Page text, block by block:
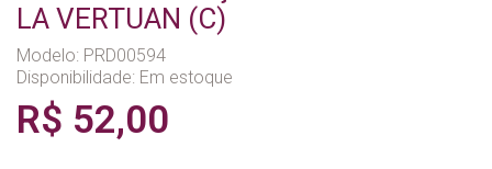
LA VERTUAN (C)
Modelo: PRD00594
Disponibilidade: Em estoque
R$ 52,00